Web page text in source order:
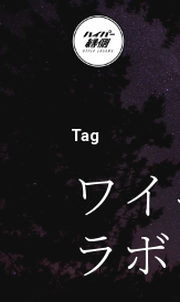
Tag
ワ
ラボ